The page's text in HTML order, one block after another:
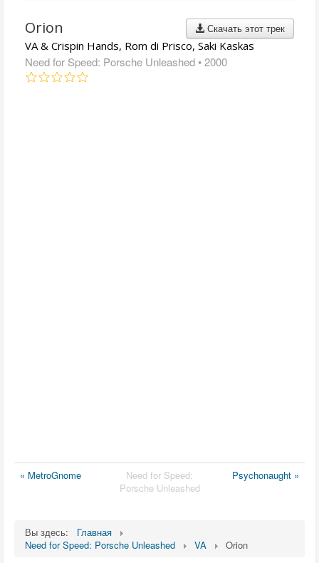
Скачать этот трек
Orion
VA & Crispin Hands, Rom di Prisco, Saki Kaskas
Need for Speed: Porsche Unleashed • 2000
« MetroGnome
Need for Speed:
Porsche Unleashed
Psychonaught »
Вы здесь:
Главная
Need for Speed: Porsche Unleashed
VA Orion